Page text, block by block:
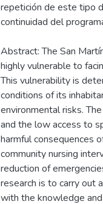
repetición de este tipo
continuidad del
Abstract: The San
highly vulnerable to
This vulnerability is
conditions of its
environmental risks.
and the low access to
harmful consequences
community nursing
reduction of
research is to carry out
with the knowledge